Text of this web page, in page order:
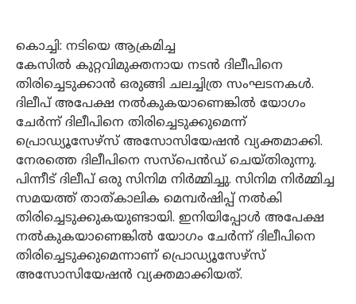
കൊച്ചി: നടിയെ ആക്രമിച്ച
കേസില്‍ കുറ്റവിമുക്തനായ നടന്‍ ദിലീപിനെ
തിരിച്ചെടുക്കാന്‍ ഒരുങ്ങി ചലച്ചിത്ര സംഘടനകള്‍.
ദിലീപ് അപേക്ഷ നല്‍കുകയാണെങ്കില്‍ യോഗം
ചേര്‍ന്ന് ദിലീപിനെ തിരിച്ചെടുക്കുമെന്ന്
പ്രൊഡ്യൂസേഴ്‌സ് അസോസിയേഷന്‍ വ്യക്തമാക്കി.
നേരത്തെ ദിലീപിനെ സസ്‌പെന്‍ഡ് ചെയ്തിരുന്നു.
പിന്നീട് ദിലീപ് ഒരു സിനിമ നിര്‍മ്മിച്ചു. സിനിമ നിര്‍മ്മിച്ച
സമയത്ത് താത്കാലിക മെമ്പര്‍ഷിപ്പ് നല്‍കി
തിരിച്ചെടുക്കുകയുണ്ടായി. ഇനിയിപ്പോള്‍ അപേക്ഷ
നല്‍കുകയാണെങ്കില്‍ യോഗം ചേര്‍ന്ന് ദിലീപിനെ
തിരിച്ചെടുക്കുമെന്നാണ് പ്രൊഡ്യൂസേഴ്‌സ്
അസോസിയേഷന്‍ വ്യക്തമാക്കിയത്.